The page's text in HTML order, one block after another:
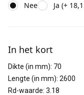
Nee Ja (+
In het kort
Dikte (in mm): 70
Lengte (in mm): 2600
Rd-waarde: 3.18